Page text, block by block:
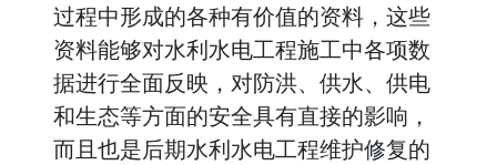
过程中形成的各种有价值的资料，这些
资料能够对水利水电工程施工中各项数
据进行全面反映，对防洪、供水、供电
和生态等方面的安全具有直接的影响，
而且也是后期水利水电工程维护修复的